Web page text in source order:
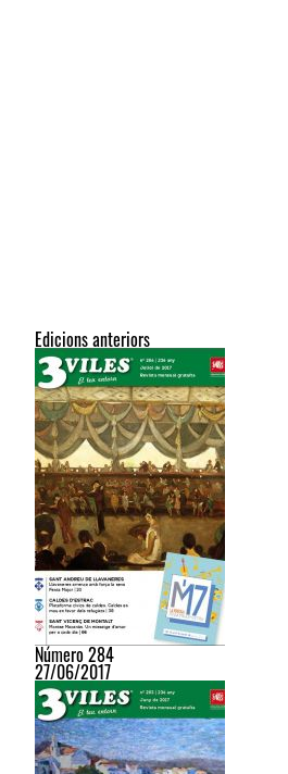
Edicions anteriors
Número 284
27/06/2017